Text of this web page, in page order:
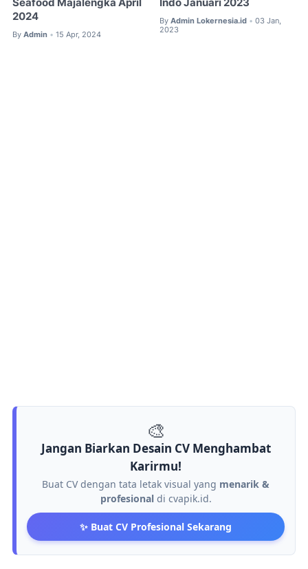
Seafood Majalengka April
2024
By Admin • 15 Apr, 2024
Indo Januari 2023
By Admin Lokernesia.id • 03 Jan,
2023
🎨
Jangan Biarkan Desain CV Menghambat
Karirmu!
Buat CV dengan tata letak visual yang menarik &
profesionaldi cvapik.id.
✨ Buat CV Profesional Sekarang